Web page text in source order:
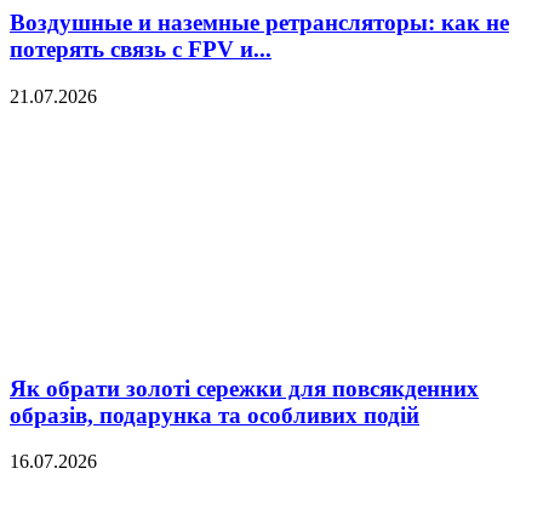
Воздушные и наземные ретрансляторы: как не
потерять связь с FPV и...
21.07.2026
Як обрати золоті сережки для повсякденних
образів, подарунка та особливих подій
16.07.2026